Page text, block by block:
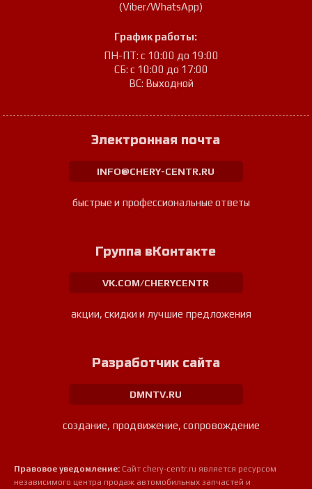
(Viber/WhatsApp)
График работы:
ПН-ПТ: с 10:00 до 19:00
СБ: с 10:00 до 17:00
ВС: Выходной
Электронная почта
INFO@CHERY-CENTR.RU
быстрые и профессиональные ответы
Группа вКонтакте
VK.COM/CHERYCENTR
акции, скидки и лучшие предложения
Разработчик сайта
DMNTV.RU
создание, продвижение, сопровождение
Правовое уведомление: Сайт chery-centr.ru является ресурсом
независимого центра продаж автомобильных запчастей и